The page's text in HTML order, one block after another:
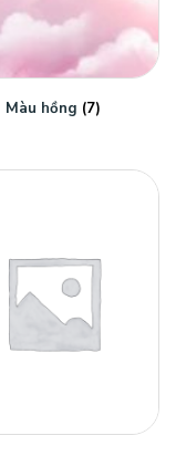
Màu hồng (7)